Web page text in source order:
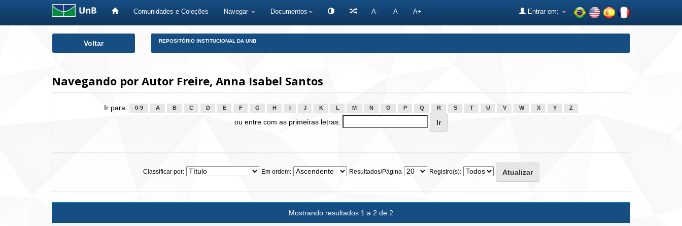
Comunidades e Coleções Navegar Documentos A- A A+ Entrar em:
Voltar REPOSITÓRIO INSTITUCIONAL DA UNB
Navegando por Autor Freire, Anna Isabel Santos
Ir para: 0-9 A B C D E F G H J K L M N O P Q R S T U V W X Y Z
ou entre com as primeiras letras:
Classificar por: Em ordem: Resultados/Página Registro(s):
Mostrando resultados 1 a 2 de 2